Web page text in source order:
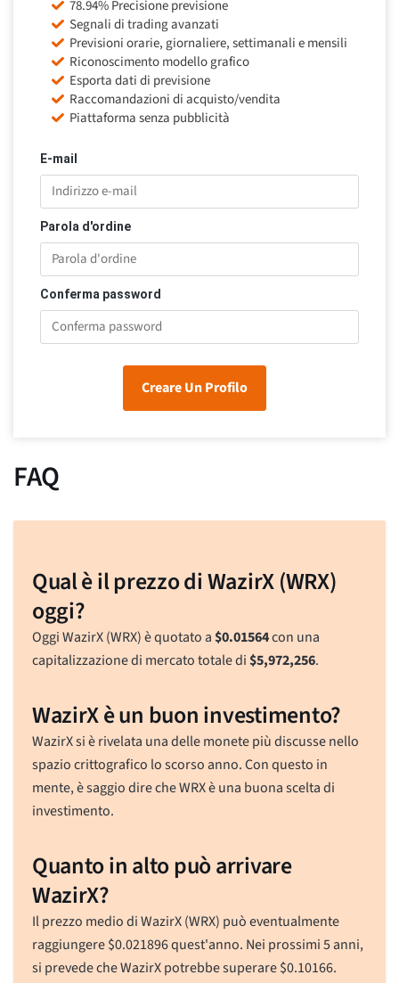
E-mail
Parola d'ordine
Conferma password
Creare Un Profilo
78.94% Precisione previsione
Segnali di trading avanzati
Previsioni orarie, giornaliere, settimanali e mensili
Riconoscimento modello grafico
Esporta dati di previsione
Raccomandazioni di acquisto/vendita
Piattaforma senza pubblicità
FAQ
Qual è il prezzo di WazirX (WRX)
oggi?
Oggi WazirX (WRX) è quotato a$0.01564con una
capitalizzazione di mercato totale di$5,972,256.
WazirX è un buon investimento?
WazirX si è rivelata una delle monete più discusse nello
spazio crittografico lo scorso anno. Con questo in
mente, è saggio dire che WRX è una buona scelta di
investimento.
Quanto in alto può arrivare
WazirX?
Il prezzo medio di WazirX (WRX) può eventualmente
raggiungere$0.021896quest'anno. Nei prossimi 5 anni,
si prevede che WazirX potrebbe superare$0.10166.